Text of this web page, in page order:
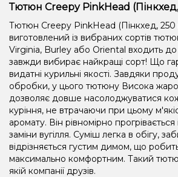
Тютюн Creepy PinkHead
Тютюн Creepy PinkHead (Пінкхед, 250
виготовлений із вибраних сортів
Virginia, Burley або Oriental входить
завжди вибирає найкращі сорт! Що
видатні курильні якості. Завдяки
обробки, у цього тютюну Висока
дозволяє довше насолоджуватися
куріння, не втрачаючи при цьому
аромату. Він рівномірно прогрівається
заміни вугілля. Суміш легка в обігу,
відрізняється густим димом, що
максимально комфортним. Такий
якій компанії друзів.